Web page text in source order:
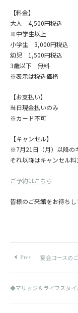
【料金】
大人 4,500円税込
※中学生以上
小学生 3,000円税込
幼児 1,500円税込
3歳以下 無料
※表示は税込価格
【お支払い】
当日現金払いのみ
※カード不可
【キャンセル】
※7月21日（月）以降の
それ以降はキャンセル料
ご予約はこちら
皆様のご来館をお待ちし
宴会コースの
◆マリッジ＆ライフスタ